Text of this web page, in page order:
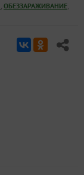
, ОБЕЗЗАРАЖИВАНИЕ,